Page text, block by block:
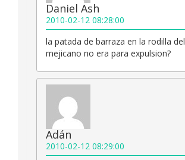
Daniel Ash
2010-02-12 08:28:00
la patada de barraza en la rodilla del
mejicano no era para expulsion?
Adán
2010-02-12 08:29:00